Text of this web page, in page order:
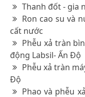
Thanh đốt - gia
Ron cao su và
cất nước
Phễu xả tràn
động Labsil- Ấn Độ
Phễu xả tràn
Độ
Phao và phễu